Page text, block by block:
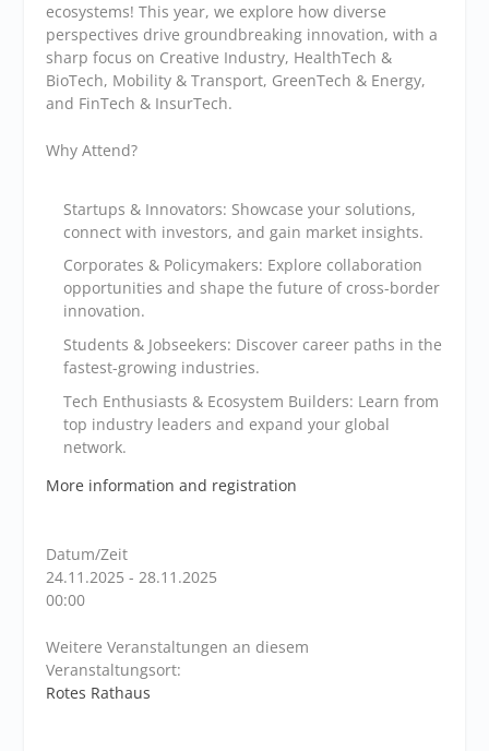
ecosystems! This year, we explore how diverse
perspectives drive groundbreaking innovation, with a
sharp focus on Creative Industry, HealthTech &
BioTech, Mobility & Transport, GreenTech & Energy,
and FinTech & InsurTech.
Why Attend?
Startups & Innovators: Showcase your solutions,
connect with investors, and gain market insights.
Corporates & Policymakers: Explore collaboration
opportunities and shape the future of cross-border
innovation.
Students & Jobseekers: Discover career paths in the
fastest-growing industries.
Tech Enthusiasts & Ecosystem Builders: Learn from
top industry leaders and expand your global
network.
More information and registration
Datum/Zeit
24.11.2025 - 28.11.2025
00:00
Weitere Veranstaltungen an diesem
Veranstaltungsort:
Rotes Rathaus